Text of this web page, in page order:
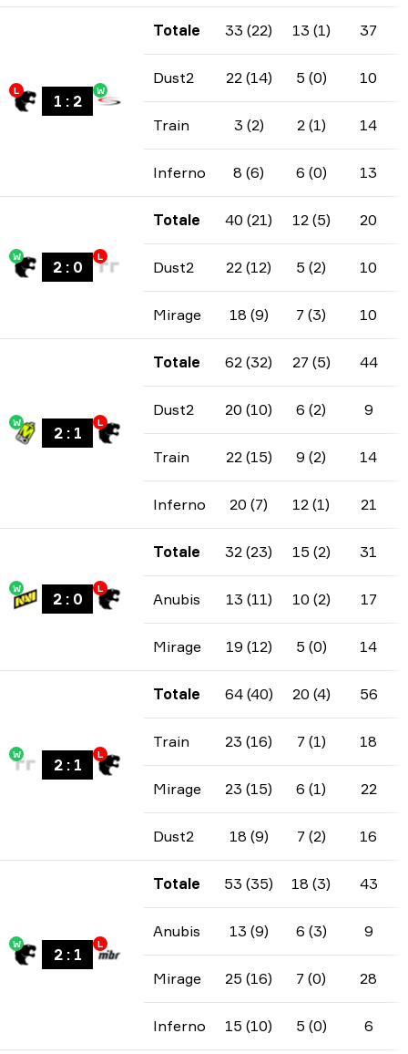
L
1 : 2
W
Totale 33 (22) 13 (1) 37
Dust2 22 (14) 5 (0) 10
Train 3 (2) 2 (1) 14
Inferno 8 (6) 6 (0) 13
W
2: 0
L
Totale 40 (21) 12 (5) 20
Dust2 22 (12) 5 (2) 10
Mirage 18 (9) 7 (3) 10
W
2: 1
L
Totale 62 (32) 27 (5) 44
Dust2 20 (10) 6 (2) 9
Train 22 (15) 9 (2) 14
Inferno 20 (7) 12 (1) 21
W
2: 0
L
Totale 32 (23) 15 (2) 31
Anubis 13 (11) 10 (2) 17
Mirage 19 (12) 5 (0) 14
W
2: 1
L
Totale 64 (40) 20 (4) 56
Train 23 (16) 7 (1) 18
Mirage 23 (15) 6 (1) 22
Dust2 18 (9) 7 (2) 16
W
2: 1
L
Totale 53 (35) 18 (3) 43
Anubis 13 (9) 6 (3) 9
Mirage 25 (16) 7 (0) 28
Inferno 15 (10) 5 (0) 6